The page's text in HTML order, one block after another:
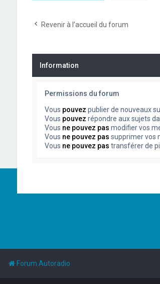
Revenir à l’accueil du forum
Information
Permissions du forum
Vous pouvez publier de nouveaux
Vous pouvez répondre aux sujets
Vous ne pouvez pas modifier vos
Vous ne pouvez pas supprimer vos
Vous ne pouvez pas transférer de
Forum Autoradio